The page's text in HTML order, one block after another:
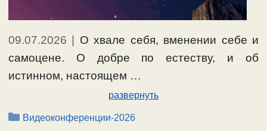
09.07.2026 | О хвале себя, вменении себе и
самоцене. О добре по естеству, и об
истинном, настоящем …
развернуть
Рубрики
Видеоконференции-2026